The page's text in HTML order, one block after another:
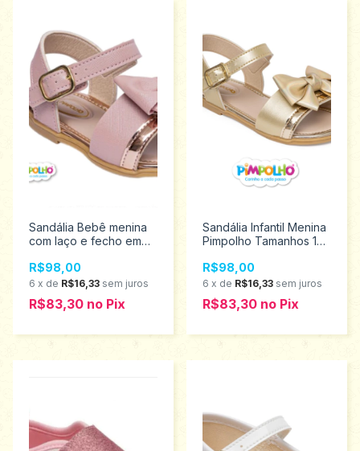
Sandália Bebê menina
com laço e fecho em
0120252
R$98,00
6 x de R$16,33 sem juros
R$83,30 no Pix
Sandália Infantil Menina
Pimpolho Tamanhos 16
R$98,00
6 x de R$16,33 sem juros
R$83,30 no Pix